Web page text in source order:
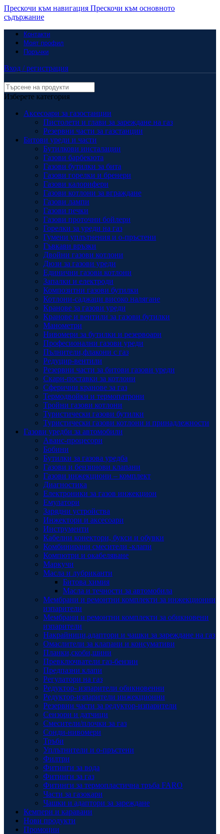
Прескочи към навигация Прескочи към основното
съдържание
Контакти
Моят профил
Поръчки
Вход / регистрация
Изберете категория
Аксесоари за газостанции
Пистолети и глави за зареждане на газ
Резервни части за газстанции
Битови уреди и части
Бутилкови инсталации
Газови барбекюта
Газови бутилки за бита
Газови горелки и бренери
Газови калорифери
Газови котлони за вграждане
Газови лампи
Газови печки
Газови проточни бойлери
Горелки за уреди на газ
Гумени уплътнения и о-пръстени
Гъвкави връзки
Двойни газови котлони
Дюзи за газови уреди
Единични газови котлони
Запалки и електроди
Композитни газови бутилки
Котлони-саджаци високо налягане
Кранове за газови уреди
Кранове и вентили за газови бутилки
Манометри
Нивомери за бутилки и резервоари
Професионални газови уреди
Пълнители,флакони с газ
Редуцир-вентили
Резервни части за битови газови уреди
Скари-поставки за котлони
Сферични кранове за газ
Термодвойки и термопатрони
Тройни газови котлони
Туристически газови бутилки
Туристически газови котлони и принадлежности
Газови уредби за автомобили
Аванс-процесори
Бобини
Бутилки за газова уредба
Газови и бензинови клапани
Газови инжекциони – комплект
Диагностика
Електроники за газов инжекцион
Емулатори
Зарядни устройства
Инжектори и аксесоари
Инструменти
Кабелни конектори, букси и обувки
Комбинирани смесители -клапи
Компютри и окабеляване
Маркучи
Масла и лубриканти
Битова химия
Масла и течности за автомобила
Мембрани и ремонтни комплекти за инжекционни
изпарители
Мембрани и ремонтни комплекти за обикновени
изпарители
Накрайници,адаптори и чашки за зареждане на газ
Омаслители за клапани и консумативи
Планки,скоби,шини
Превключватели газ-бензин
Предпазни клапи
Регулатори на газ
Редуктор- изпарители обикновенни
Редуктор-изпарители инжекционни
Резервни части за редуктор-изпарители
Сензори и датчици
Смесители/плочки за газ
Сонди-нивомери
Тръби
Уплътнители и о-пръстени
Филтри
Фитинги за вода
Фитинги за газ
Фитинги за термопластична тръба FARO
Части за газокари
Чашки и адаптори за зареждане
Кемпери и каравани
Нови продукти
Промоции